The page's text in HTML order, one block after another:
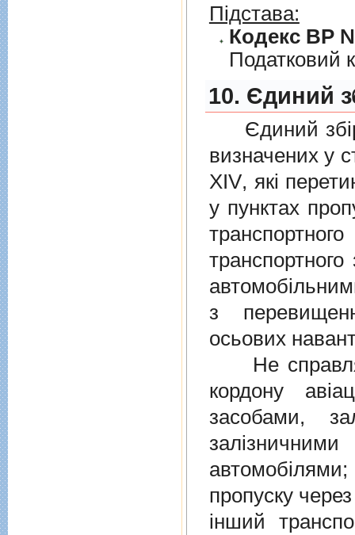
Підстава:
Кодекс ВР №
Податковий
10. Єдиний
Єдиний збiр
визначених у
XIV, якi
у пунктах
з
осьових
Не
кордону
засобами,
залiзничними
пропуску
iнший